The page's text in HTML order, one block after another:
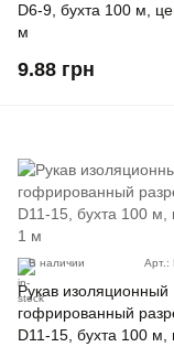
D6-9, бухта 100 м,
м
9.88 грн
В наличии Арт.:
Рукав изоляционный
гофрированный
D11-15, бухта 100 м,